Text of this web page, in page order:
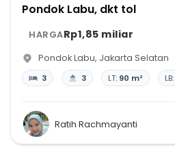
Pondok Labu, dkt tol
HARGARp1,85 miliar
Pondok Labu, Jakarta Selatan
3 3 LT: 90 m² LB:
Ratih Rachmayanti